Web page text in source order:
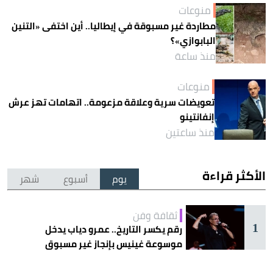
منوعات
مطاردة غير مسبوقة في إيطاليا.. أين اختفى «التنين
البابوازي»؟
منذ ساعة
منوعات
تعويضات سرية وعلاقة مزعومة.. اتهامات تهز عرش
إنفانتينو
منذ ساعتين
الأكثر قراءة يوم أسبوع شهر
1
ثقافة وفن
رقم يكسر التاريخ.. عمرو دياب يدخل
موسوعة غينيس بإنجاز غير مسبوق